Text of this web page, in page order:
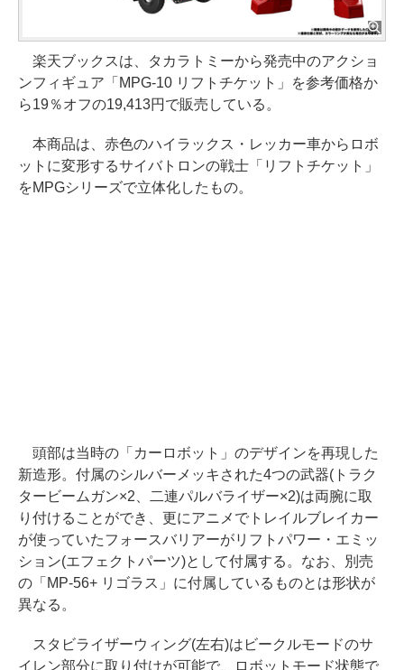
楽天ブックスは、タカラトミーから発売中のアクショ
ンフィギュア「MPG-10 リフトチケット」を参考価格か
ら19％オフの19,413円で販売している。
本商品は、赤色のハイラックス・レッカー車からロボ
ットに変形するサイバトロンの戦士「リフトチケット」
をMPGシリーズで立体化したもの。
頭部は当時の「カーロボット」のデザインを再現した
新造形。付属のシルバーメッキされた4つの武器(トラク
タービームガン×2、二連パルバライザー×2)は両腕に取
り付けることができ、更にアニメでトレイルブレイカー
が使っていたフォースバリアーがリフトパワー・エミッ
ション(エフェクトパーツ)として付属する。なお、別売
の「MP-56+ リゴラス」に付属しているものとは形状が
異なる。
スタビライザーウィング(左右)はビークルモードのサ
イレン部分に取り付けが可能で、ロボットモード状態で